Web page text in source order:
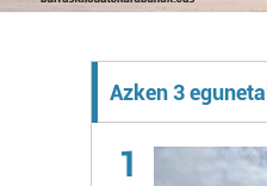
Azken 3
1